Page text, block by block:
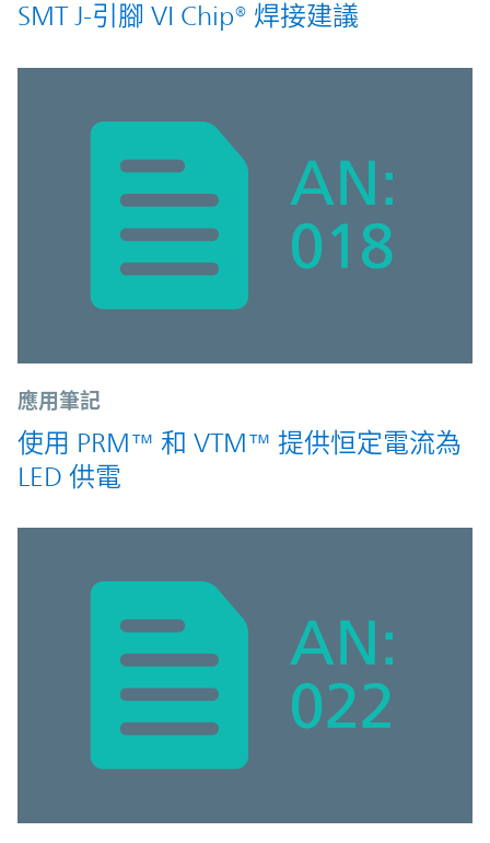
SMT J-引腳 VI Chip® 焊接建議
應用筆記
使用 PRM™ 和 VTM™ 提供恒定電流為
LED 供電